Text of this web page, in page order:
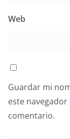
Web
Guardar mi
este
comentario.